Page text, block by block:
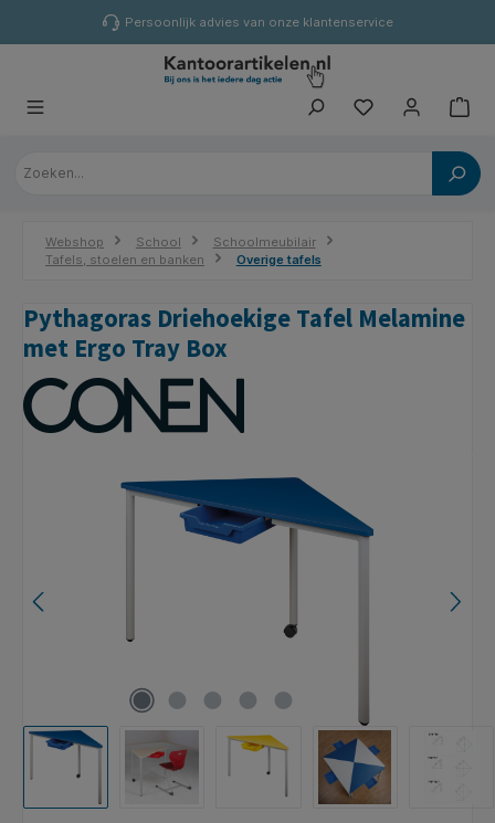
Persoonlijk advies van onze klantenservice
Webshop School
Schoolmeubilair
Tafels, stoelen en banken
Overige tafels
Pythagoras Driehoekige Tafel Melamine
met Ergo Tray Box
Afbeeldingengalerij overslaan